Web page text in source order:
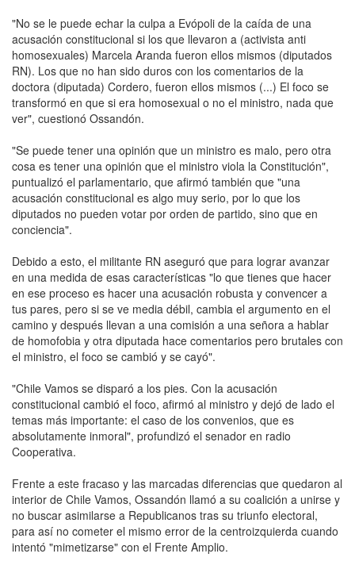
"No se le puede echar la culpa a Evópoli de la caída de una
acusación constitucional si los que llevaron a (activista anti
homosexuales) Marcela Aranda fueron ellos mismos (diputados
RN). Los que no han sido duros con los comentarios de la
doctora (diputada) Cordero, fueron ellos mismos (...) El foco se
transformó en que si era homosexual o no el ministro, nada que
ver", cuestionó Ossandón.
"Se puede tener una opinión que un ministro es malo, pero otra
cosa es tener una opinión que el ministro viola la Constitución",
puntualizó el parlamentario, que afirmó también que "una
acusación constitucional es algo muy serio, por lo que los
diputados no pueden votar por orden de partido, sino que en
conciencia".
Debido a esto, el militante RN aseguró que para lograr avanzar
en una medida de esas características "lo que tienes que hacer
en ese proceso es hacer una acusación robusta y convencer a
tus pares, pero si se ve media débil, cambia el argumento en el
camino y después llevan a una comisión a una señora a hablar
de homofobia y otra diputada hace comentarios pero brutales con
el ministro, el foco se cambió y se cayó".
"Chile Vamos se disparó a los pies. Con la acusación
constitucional cambió el foco, afirmó al ministro y dejó de lado el
temas más importante: el caso de los convenios, que es
absolutamente inmoral", profundizó el senador en radio
Cooperativa.
Frente a este fracaso y las marcadas diferencias que quedaron al
interior de Chile Vamos, Ossandón llamó a su coalición a unirse y
no buscar asimilarse a Republicanos tras su triunfo electoral,
para así no cometer el mismo error de la centroizquierda cuando
intentó "mimetizarse" con el Frente Amplio.